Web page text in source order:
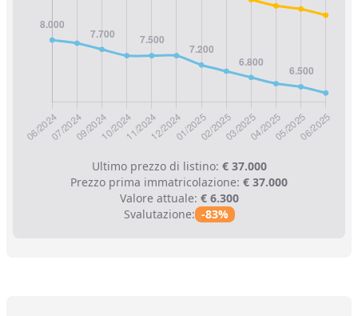
Ultimo prezzo di listino: € 37.000
Prezzo prima immatricolazione: € 37.000
Valore attuale: € 6.300
Svalutazione: -83%